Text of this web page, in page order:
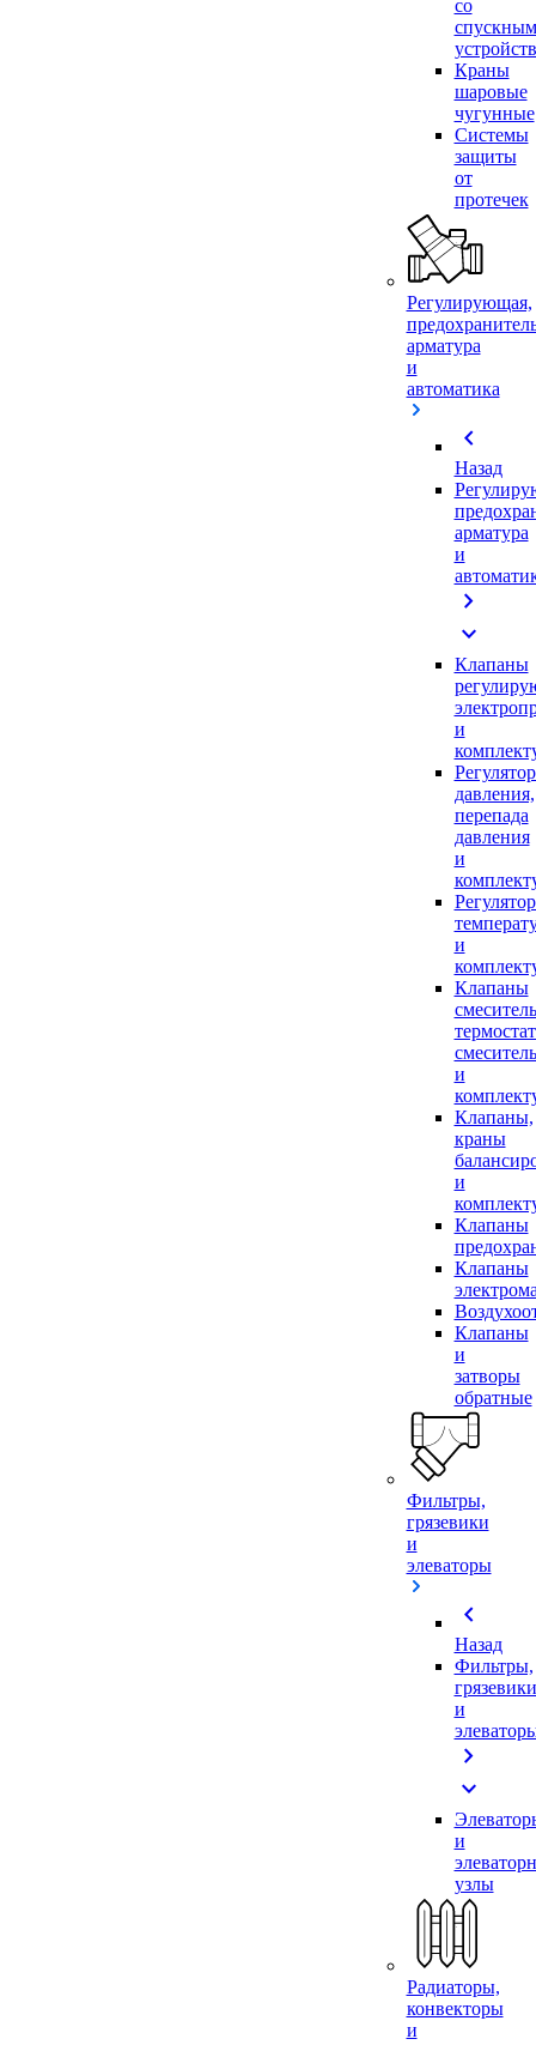
со
спускным
Краны
шаровые
чугунные
Системы
защиты
от
протечек
Регулирующая,
арматура
и
автоматика
chevron_left
Назад
арматура
и
chevron_right
expand_more
Клапаны
и
давления,
перепада
давления
и
и
Клапаны
и
Клапаны,
краны
и
Клапаны
Клапаны
Клапаны
и
затворы
обратные
Фильтры,
грязевики
и
элеваторы
chevron_left
Назад
Фильтры,
грязевики
и
chevron_right
expand_more
и
узлы
Радиаторы,
конвекторы
и